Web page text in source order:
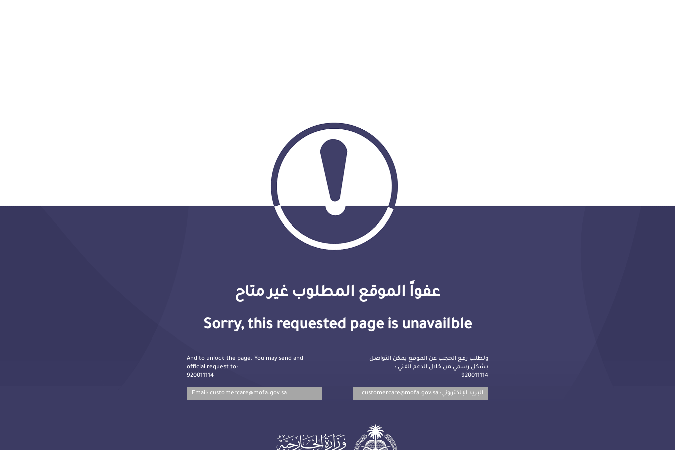
عفواً الموقع المطلوب غير متاح
Sorry, this requested page is unavailble
ولطلب رفع الحجب عن الموقع يمكن التواصل
بشكل رسمي من خلال الدعم الفني :
920011114
البريد الإلكتروني: customercare@mofa.gov.sa
And to unlock the page. You may send and
official request to:
920011114
Email: customercare@mofa.gov.sa